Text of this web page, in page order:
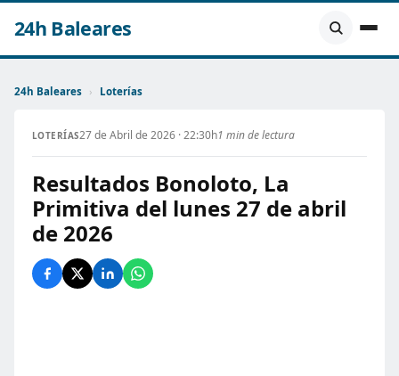
24h Baleares
24h Baleares › Loterías
LOTERÍAS27 de Abril de 2026 · 22:30h1 min de lectura
Resultados Bonoloto, La
Primitiva del lunes 27 de abril
de 2026